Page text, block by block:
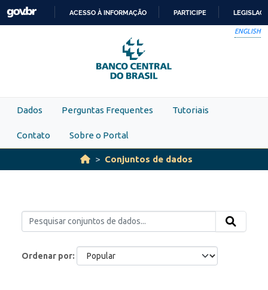
Skip to main content
PARA
O
CONTEÚDO
ACESSO À INFORMAÇÃO PARTICIPE
ENGLISH
Dados Perguntas Frequentes Tutoriais
Contato Sobre o Portal
Conjuntos de dados
Ordenar por